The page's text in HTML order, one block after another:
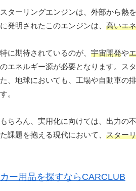
スターリングエンジンは、外部から熱
に発明されたこのエンジンは、 高いエ
特に期待されているのが、 宇宙開発や
のエネルギー源が必要となります。ス
た、地球においても、工場や自動車の
す。
もちろん、実用化に向けては、出力の
た課題を抱える現代において、 スター
カー用品を探すならCARCLUB